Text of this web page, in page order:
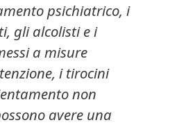
psichiatrico, i
gli alcolisti e i
a misure
i tirocini
non
avere una